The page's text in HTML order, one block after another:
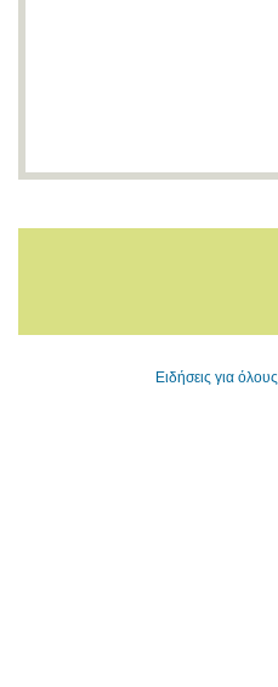
Ειδήσεις για όλους